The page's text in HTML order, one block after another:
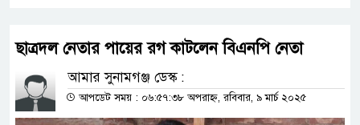
ছাত্রদল নেতার পায়ের রগ কাটলেন বিএনপি নেতা
আমার সুনামগঞ্জ ডেস্ক :
আপডেট সময় : ০৬:৫৭:৩৮ অপরাহ্ন, রবিবার, ৯ মার্চ ২০২৫